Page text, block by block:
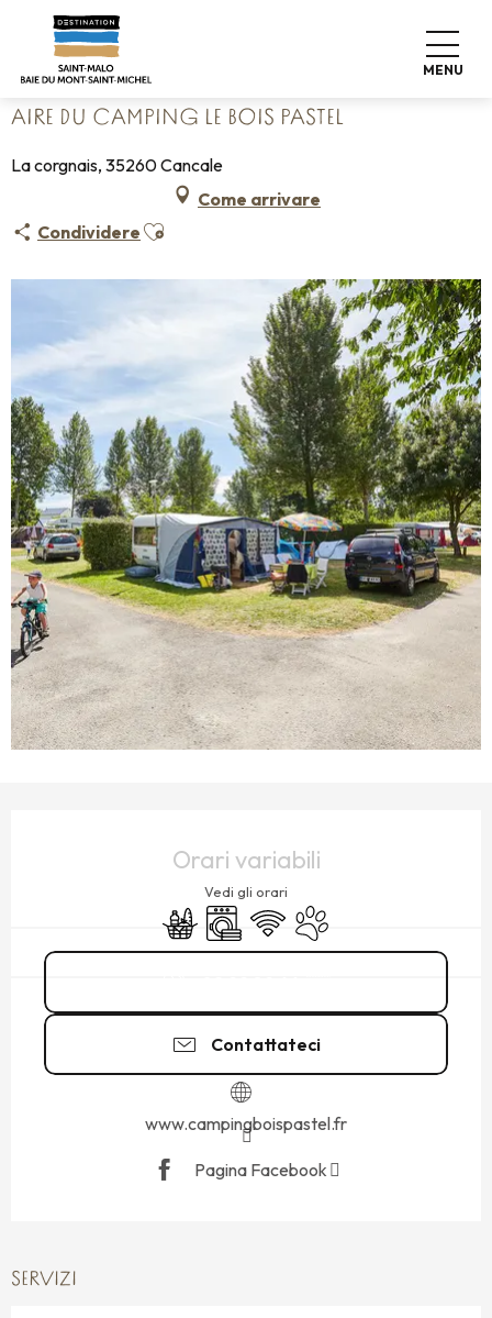
contenu
MENU
Home Fate le valigie
Campeggi
Aire du camping le Bois Pastel
AIRE DU CAMPING LE BOIS PASTEL
La corgnais, 35260 Cancale
Come arrivare
Condividere Ajouter aux favoris
Orari variabili
Vedi gli orari
Negozi di alimentari
Lavatrice
Wi-Fi Animali ammessi
Contattateci
www.campingboispastel.fr
Pagina Facebook
SERVIZI